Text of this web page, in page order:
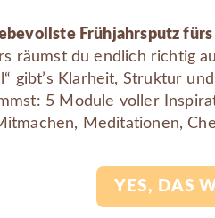
Frühjahrsputz
räumst du endlich richtig
gibt’s Klarheit, Struktur
5 Module voller
Meditationen,
YES, DAS